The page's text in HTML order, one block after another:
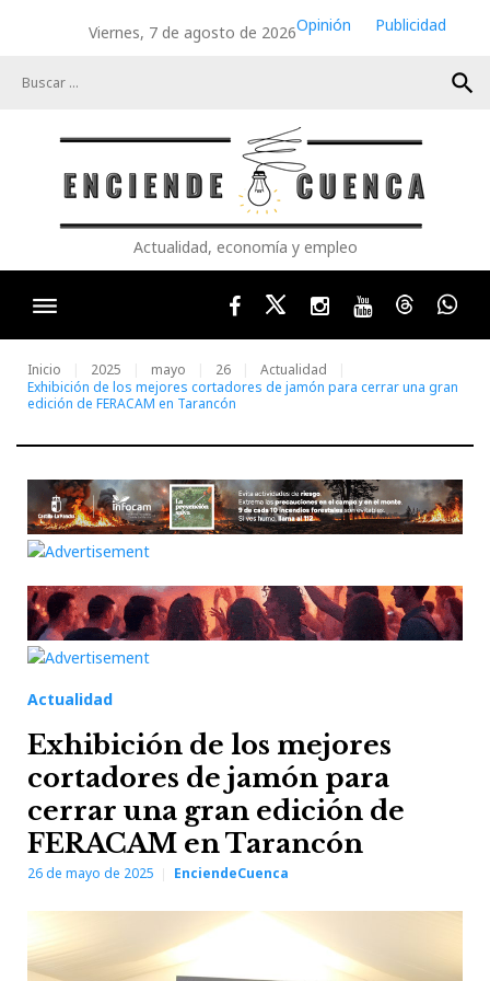
Viernes, 7 de agosto de 2026Opinión
Publicidad
search
Actualidad, economía y empleo
FacebookTwitterInstagram
YoutubeThreads
Inicio 2025 mayo 26
Actualidad
Exhibición de los mejores cortadores de jamón para cerrar una gran
edición de FERACAM en Tarancón
Actualidad
Exhibición de los mejores
cortadores de jamón para
cerrar una gran edición de
FERACAM en Tarancón
26 de mayo de 2025 EnciendeCuenca